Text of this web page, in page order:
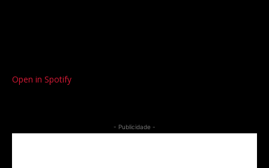
Open in Spotify
- Publicidade -